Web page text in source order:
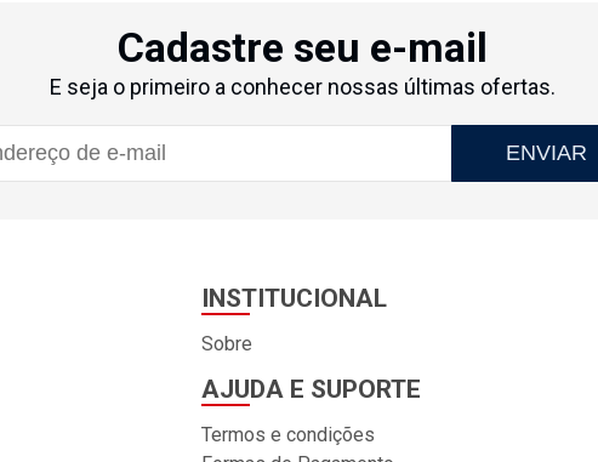
Cadastre seu e-mail
E seja o primeiro a conhecer nossas últimas ofertas.
ENVIAR
INSTITUCIONAL
Sobre
AJUDA E SUPORTE
Termos e condições